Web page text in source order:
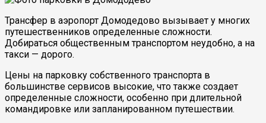
Трансфер в аэропорт Домодедово вызывает у многих
путешественников определенные сложности.
Добираться общественным транспортом неудобно, а на
такси — дорого.
Цены на парковку собственного транспорта в
большинстве сервисов высокие, что также создает
определенные сложности, особенно при длительной
командировке или запланированном путешествии.